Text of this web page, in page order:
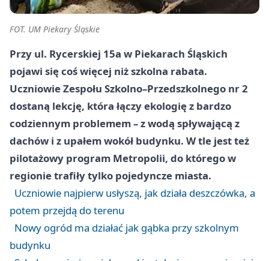
FOT. UM Piekary Śląskie
Przy ul. Rycerskiej 15a w Piekarach Śląskich
pojawi się coś więcej niż szkolna rabata.
Uczniowie Zespołu Szkolno–Przedszkolnego nr 2
dostaną lekcję, która łączy ekologię z bardzo
codziennym problemem – z wodą spływającą z
dachów i z upałem wokół budynku. W tle jest też
pilotażowy program Metropolii, do którego w
regionie trafiły tylko pojedyncze miasta.
Uczniowie najpierw usłyszą, jak działa deszczówka, a
potem przejdą do terenu
Nowy ogród ma działać jak gąbka przy szkolnym
budynku